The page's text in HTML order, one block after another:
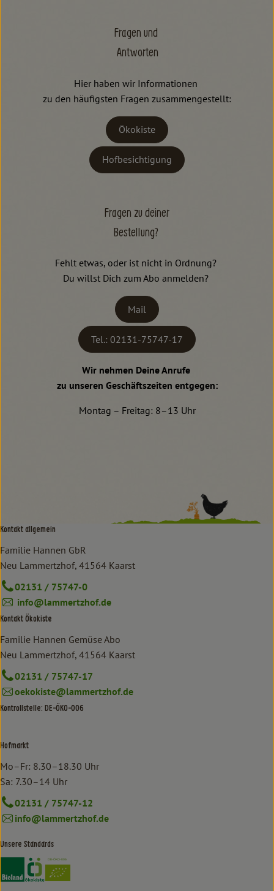
Fragen und
Antworten
Hier haben wir Informationen
zu den häufigsten Fragen zusammengestellt:
Ökokiste
Hofbesichtigung
Fragen zu deiner
Bestellung?
Fehlt etwas, oder ist nicht in Ordnung?
Du willst Dich zum Abo anmelden?
Mail
Tel.: 02131-75747-17
Wir nehmen Deine Anrufe
zu unseren Geschäftszeiten entgegen:
Montag – Freitag: 8–13 Uhr
Kontakt allgemein
Familie Hannen GbR
Neu Lammertzhof, 41564 Kaarst
02131 / 75747-0
info@lammertzhof.de
Kontakt Ökokiste
Familie Hannen Gemüse Abo
Neu Lammertzhof, 41564 Kaarst
02131 / 75747-17
oekokiste@lammertzhof.de
Kontrollstelle: DE-ÖKO-006
Hofmarkt
Mo–Fr: 8.30–18.30 Uhr
Sa: 7.30–14 Uhr
02131 / 75747-12
info@lammertzhof.de
Unsere Standards
Externer Link zu https://www.bioland.de/verbraucher
Externer Link zu https://www.oekokiste.de/